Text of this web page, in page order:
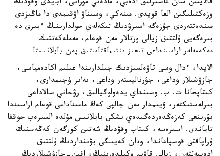
قالايتىن سان عاسىرلىق ادەبي، مادەني مۇرانى، ابايدى وقۋدىڭ
وزەكتىلىگىن العا قويدى. مىنەكي، وسىناۋ اۋقىمدى دا ماڭىزدى
مىندەتتەردى جۇزەگە اسىرۋدىڭ تىكەلەي جولدارىنىڭ ءبىرى دە
بىرەگەيى ۇلتتىق زيالى ورتالار مەن قوعام، مەملەكەتتىك
مەكەمەلەر اراسىنداعى تىعىز ىنتىماقتاستىق پەن بايلانىستا.
الايدا، ءدال وسى تاۋەلسىزدىك جىلدارىندا عىلىم اكادەمياسى،
جازۋشىلار وداعى، جۋرناليستەر وداعى، تەاتر ۇجىمدارى،
كىتاپحانا ت. ب. وسىنداي يدەولوگيالىق، رۋحاني سالاداعى
بىرلەستىكتەر، ۇيىمدار مەن جالپى كەڭ ماعىناداعى قوعام اراسىندا
بۇرىنعى كەزەڭدەردەگىدەي ىشكى بايلانىس مۇلدە السىرەپ جوققا
تاياندى. اسىرەسە، كىتاپ وقۋدىڭ شەتىن كورگەن كەڭەستىك
ۇراپاقتى قوسپاعاندا، ودان كەيىنگى بۋىنداردىڭ ۇلتتىق